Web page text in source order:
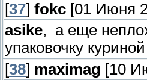
[37] fokc [01 Июня
asike, а еще
упаковочку
[38] maximag [10